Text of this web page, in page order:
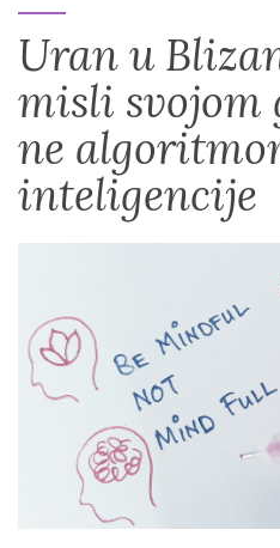
Uran u
misli svojom
ne
inteligencije